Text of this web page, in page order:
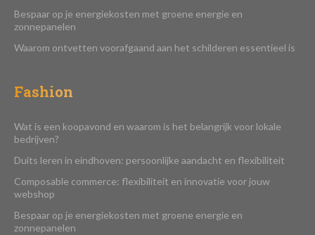
Bespaar op je energiekosten met groene energie en
zonnepanelen
Waarom ontvetten voorafgaand aan het schilderen essentieel is
Fashion
Wat is een koopavond en waarom is het belangrijk voor lokale
bedrijven?
Duits leren in eindhoven: persoonlijke aandacht en flexibiliteit
Composable commerce: flexibiliteit en innovatie voor jouw
webshop
Bespaar op je energiekosten met groene energie en
zonnepanelen